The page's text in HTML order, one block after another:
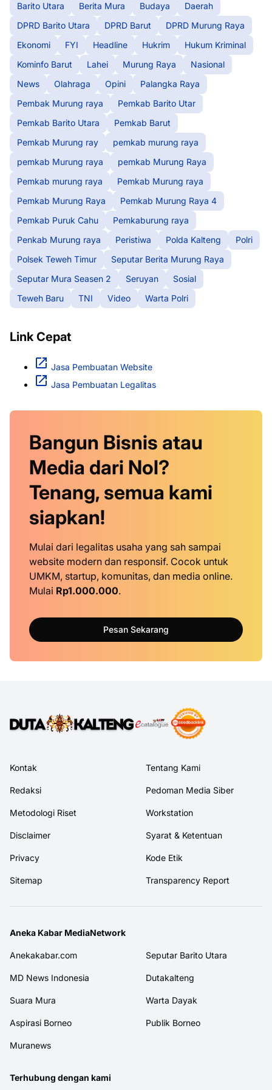
Barito Utara
Berita Mura Budaya
Daerah
DPRD Barito Utara
DPRD Barut
DPRD Murung Raya
Ekonomi
FYI Headline Hukrim
Hukum Kriminal
Kominfo Barut
Lahei Murung Raya
Nasional
News
Olahraga Opini
Palangka Raya
Pembak Murung raya
Pemkab Barito Utar
Pemkab Barito Utara
Pemkab Barut
Pemkab Murung ray
pemkab murung raya
pemkab Murung raya
pemkab Murung Raya
Pemkab murung raya
Pemkab Murung raya
Pemkab Murung Raya
Pemkab Murung Raya 4
Pemkab Puruk Cahu
Pemkaburung raya
Penkab Murung raya
Peristiwa Polda Kalteng
Polri
Polsek Teweh Timur
Seputar Berita Murung Raya
Seputar Mura Seasen 2
Seruyan
Sosial
Teweh Baru
TNI Video Warta Polri
Link Cepat
Jasa Pembuatan Website
Jasa Pembuatan Legalitas
Bangun Bisnis atau
Media dari Nol?
Tenang, semua kami
siapkan!
Mulai dari legalitas usaha yang sah sampai
website modern dan responsif. Cocok untuk
UMKM, startup, komunitas, dan media online.
Mulai Rp1.000.000.
Pesan Sekarang
Kontak Tentang Kami
Redaksi Pedoman Media Siber
Metodologi Riset Workstation
Disclaimer Syarat & Ketentuan
Privacy Kode Etik
Sitemap Transparency Report
Aneka Kabar MediaNetwork
Anekakabar.com Seputar Barito Utara
MD News Indonesia Dutakalteng
Suara Mura Warta Dayak
Aspirasi Borneo Publik Borneo
Muranews
Terhubung dengan kami